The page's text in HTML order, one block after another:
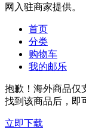
网入驻商家提供。
首页
分类
购物车
我的邮乐
抱歉！海外商品仅
找到该商品后，即
立即下载